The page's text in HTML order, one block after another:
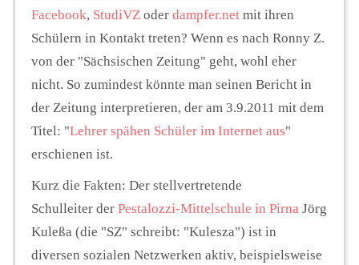
Facebook, StudiVZ oder dampfer.net mit ihren
Schülern in Kontakt treten? Wenn es nach Ronny Z.
von der "Sächsischen Zeitung" geht, wohl eher
nicht. So zumindest könnte man seinen Bericht in
der Zeitung interpretieren, der am 3.9.2011 mit dem
Titel: "Lehrer spähen Schüler im Internet aus"
erschienen ist.
Kurz die Fakten: Der stellvertretende
Schulleiter der Pestalozzi-Mittelschule in Pirna Jörg
Kuleßa (die "SZ" schreibt: "Kulesza") ist in
diversen sozialen Netzwerken aktiv, beispielsweise